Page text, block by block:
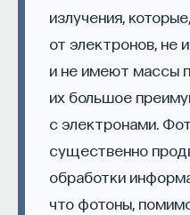
излучения,
от электронов, не
и не имеют массы
их большое
с электронами.
существенно
обработки
что фотоны,
работать. Но в
намного сложнее.
во временном
проявиться через
эффект образования
момент, когда
тогда все только